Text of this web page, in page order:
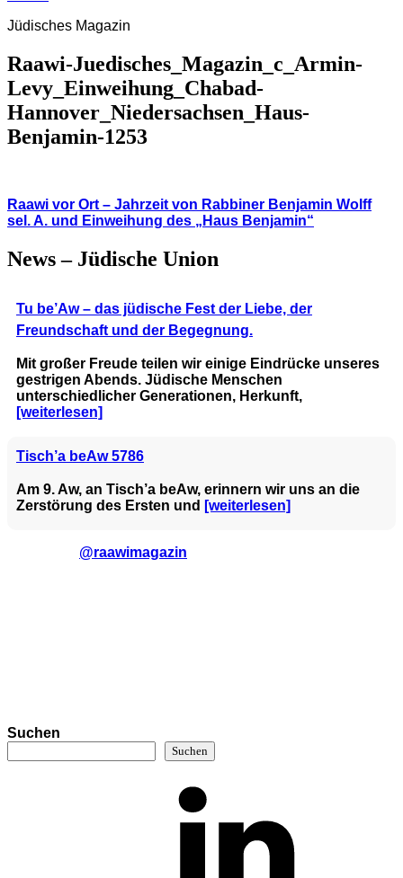
Jüdisches Magazin
Raawi-Juedisches_Magazin_c_Armin-
Levy_Einweihung_Chabad-
Hannover_Niedersachsen_Haus-
Benjamin-1253
Beitragsnavigation
Raawi vor Ort – Jahrzeit von Rabbiner Benjamin Wolff
sel. A. und Einweihung des „Haus Benjamin“
News – Jüdische Union
Tu be’Aw – das jüdische Fest der Liebe, der
Freundschaft und der Begegnung.
Mit großer Freude teilen wir einige Eindrücke unseres
gestrigen Abends. Jüdische Menschen
unterschiedlicher Generationen, Herkunft,
[weiterlesen]
Tisch’a beAw 5786
Am 9. Aw, an Tisch’a beAw, erinnern wir uns an die
Zerstörung des Ersten und [weiterlesen]
@raawimagazin
Suchen
Suchen